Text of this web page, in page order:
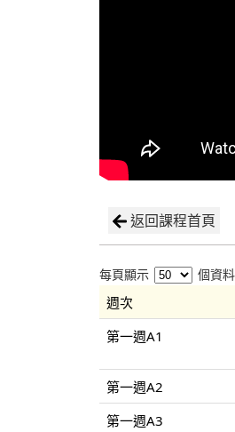
返回課程首頁
每頁顯示 個資
週次
第一週A1
第一週A2
第一週A3